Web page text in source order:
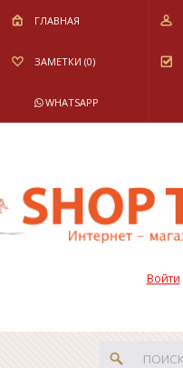
ГЛАВНАЯ
ЗАМЕТКИ (0)
WHATSAPP
Войти